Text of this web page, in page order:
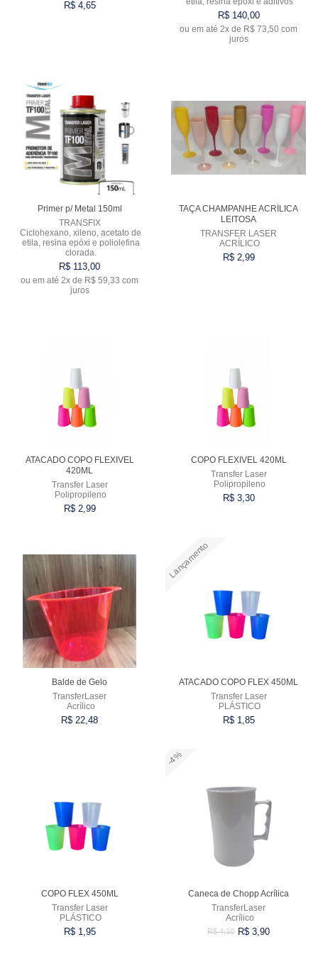
R$ 4,65
R$ 140,00
ou em até 2x de R$ 73,50 com
juros
Primer p/ Metal 150ml
TRANSFIX
Ciclohexano, xileno, acetato de
etila, resina epóxi e poliolefina
clorada.
R$ 113,00
ou em até 2x de R$ 59,33 com
juros
TAÇA CHAMPANHE ACRÍLICA
LEITOSA
TRANSFER LASER
ACRÍLICO
R$ 2,99
ATACADO COPO FLEXIVEL
420ML
Transfer Laser
Polipropileno
R$ 2,99
COPO FLEXIVEL 420ML
Transfer Laser
Polipropileno
R$ 3,30
Balde de Gelo
TransferLaser
Acrílico
R$ 22,48
Lançamento
ATACADO COPO FLEX 450ML
Transfer Laser
PLÁSTICO
R$ 1,85
COPO FLEX 450ML
Transfer Laser
PLÁSTICO
R$ 1,95
-4%
Caneca de Chopp Acrílica
TransferLaser
Acrílico
R$ 4,10 R$ 3,90